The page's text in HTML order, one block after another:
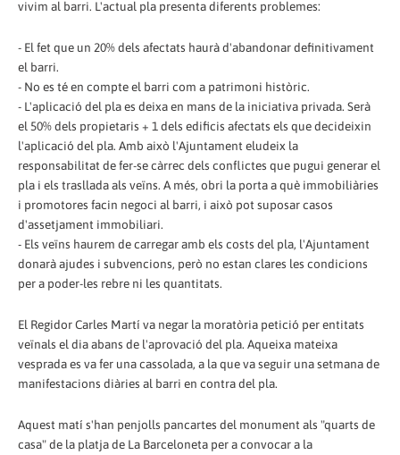
vivim al barri. L'actual pla presenta diferents problemes:
- El fet que un 20% dels afectats haurà d'abandonar definitivament
el barri.
- No es té en compte el barri com a patrimoni històric.
- L'aplicació del pla es deixa en mans de la iniciativa privada. Serà
el 50% dels propietaris + 1 dels edificis afectats els que decideixin
l'aplicació del pla. Amb això l'Ajuntament eludeix la
responsabilitat de fer-se càrrec dels conflictes que pugui generar el
pla i els trasllada als veïns. A més, obri la porta a què immobiliàries
i promotores facin negoci al barri, i això pot suposar casos
d'assetjament immobiliari.
- Els veïns haurem de carregar amb els costs del pla, l'Ajuntament
donarà ajudes i subvencions, però no estan clares les condicions
per a poder-les rebre ni les quantitats.
El Regidor Carles Martí va negar la moratòria petició per entitats
veïnals el dia abans de l'aprovació del pla. Aqueixa mateixa
vesprada es va fer una cassolada, a la que va seguir una setmana de
manifestacions diàries al barri en contra del pla.
Aquest matí s'han penjolls pancartes del monument als "quarts de
casa" de la platja de La Barceloneta per a convocar a la